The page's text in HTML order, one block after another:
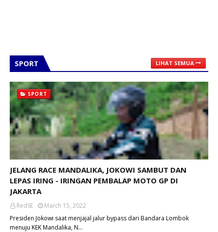
SPORT LIHAT SEMUA
SPORT
JELANG RACE MANDALIKA, JOKOWI SAMBUT DAN
LEPAS IRING - IRINGAN PEMBALAP MOTO GP DI
JAKARTA
RedSE
March 15, 2022
Presiden Jokowi saat menjajal jalur bypass dari Bandara Lombok
menuju KEK Mandalika, N…